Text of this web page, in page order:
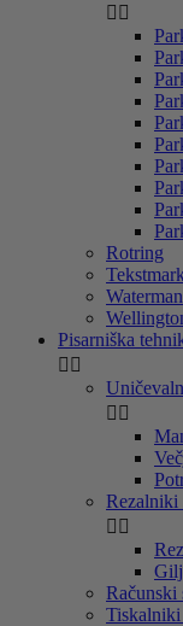
 
Rotring
Waterman
Pisarniška
 
 
 
Računski